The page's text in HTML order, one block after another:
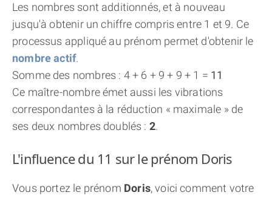
Les nombres sont additionnés, et à nouveau
jusqu'à obtenir un chiffre compris entre 1 et 9. Ce
processus appliqué au prénom permet d'obtenir le
nombre actif.
Somme des nombres : 4 + 6 + 9 + 9 + 1 = 11
Ce maître-nombre émet aussi les vibrations
correspondantes à la réduction « maximale » de
ses deux nombres doublés : 2.
L'influence du 11 sur le prénom Doris
Vous portez le prénom Doris, voici comment votre